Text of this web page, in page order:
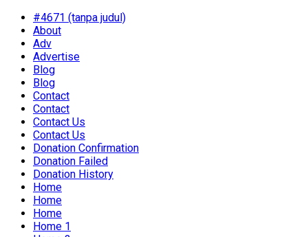
#4671 (tanpa judul)
About
Adv
Advertise
Blog
Blog
Contact
Contact
Contact Us
Contact Us
Donation Confirmation
Donation Failed
Donation History
Home
Home
Home
Home 1